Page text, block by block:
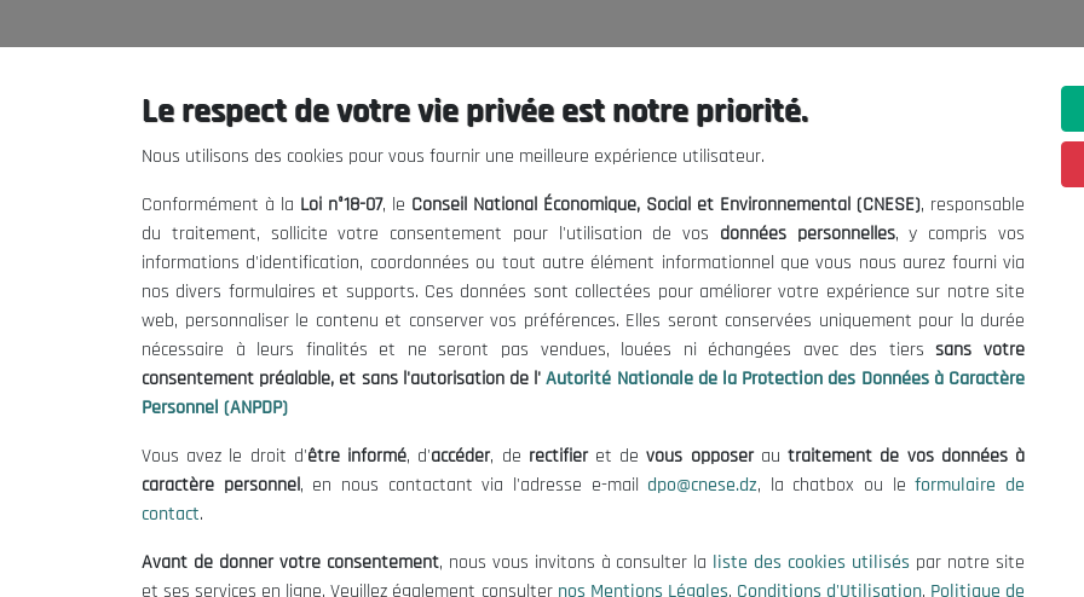
Le CNESE
Le président
Organisation
Publications
Informations utiles
Mentions Légales
Conditions d'Utilisation
Politique de Protection des Données
Politique des Cookies
contact@cnese.dz
Suggestions ou Initiatives ?
Newsletter
Inscrivez-vous, soyez le premier à
nos dernières nouvelles.
Suivez-Nous!
© 2026 Conseil National Économique, Social et Environnemental
Le respect de votre vie privée est notre priorité.
Nous utilisons des cookies pour vous fournir une meilleure expérience utilisateur.
Conformément à la Loi n°18-07, le Conseil National Économique, Social et Environnemental (CNESE), responsable
du traitement, sollicite votre consentement pour l'utilisation de vos données personnelles, y compris vos
informations d'identification, coordonnées ou tout autre élément informationnel que vous nous aurez fourni via
nos divers formulaires et supports. Ces données sont collectées pour améliorer votre expérience sur notre site
web, personnaliser le contenu et conserver vos préférences. Elles seront conservées uniquement pour la durée
nécessaire à leurs finalités et ne seront pas vendues, louées ni échangées avec des tierssans votre
consentement préalable, et sans l'autorisation de l' Autorité Nationale de la Protection des Données à Caractère
Personnel (ANPDP)
Vous avez le droit d'être informé, d'accéder, de rectifieret devous opposerautraitement de vos données à
caractère personnel, en nous contactant via l'adresse e-mail dpo@cnese.dz, la chatbox ou leformulaire de
contact.
Avant de donner votre consentement, nous vous invitons à consulter la liste des cookies utilisés par notre site
et ses services en ligne. Veuillez également consulter nos Mentions Légales, Conditions d'Utilisation, Politique de